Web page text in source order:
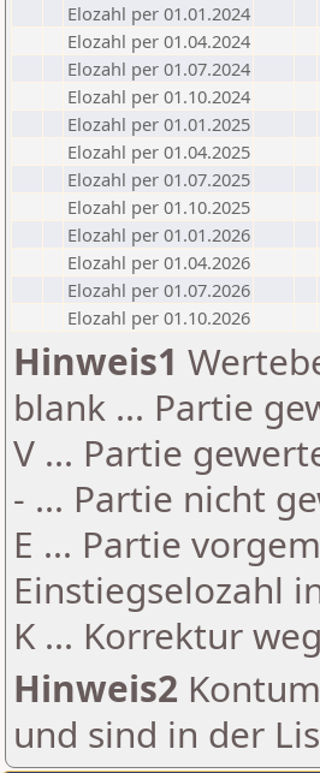
Elozahl per 01.01.2024
Elozahl per 01.04.2024
Elozahl per 01.07.2024
Elozahl per 01.10.2024
Elozahl per 01.01.2025
Elozahl per 01.04.2025
Elozahl per 01.07.2025
Elozahl per 01.10.2025
Elozahl per 01.01.2026
Elozahl per 01.04.2026
Elozahl per 01.07.2026
Elozahl per 01.10.2026
Hinweis1
blank ... Partie
V ... Partie
- ... Partie nicht
E ... Partie
Einstiegselozahl
K ... Korrektur
Hinweis2
und sind in der